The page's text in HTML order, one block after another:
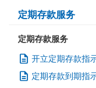
定期存款服务
定期存款服务
开立定期存款指
定期存款到期指